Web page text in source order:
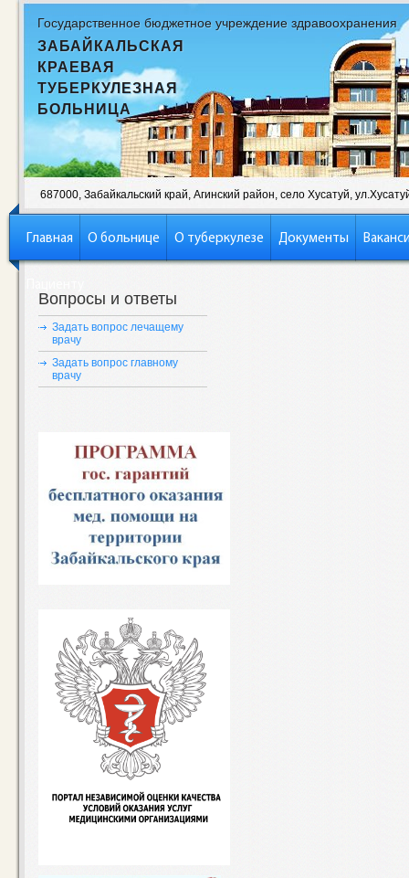
Государственное бюджетное учреждение здравоохранения
ЗАБАЙКАЛЬСКАЯ
КРАЕВАЯ
ТУБЕРКУЛЕЗНАЯ
БОЛЬНИЦА
687000, Забайкальский край, Агинский район, село Хусатуй,
Главная О больнице О туберкулезе Документы
Вопросы и ответы
Задать вопрос лечащему
врачу
Задать вопрос главному
врачу